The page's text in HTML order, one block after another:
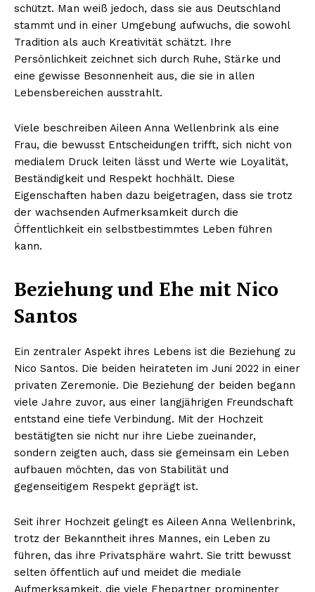
schützt. Man weiß jedoch, dass sie aus Deutschland
stammt und in einer Umgebung aufwuchs, die sowohl
Tradition als auch Kreativität schätzt. Ihre
Persönlichkeit zeichnet sich durch Ruhe, Stärke und
eine gewisse Besonnenheit aus, die sie in allen
Lebensbereichen ausstrahlt.
Viele beschreiben Aileen Anna Wellenbrink als eine
Frau, die bewusst Entscheidungen trifft, sich nicht von
medialem Druck leiten lässt und Werte wie Loyalität,
Beständigkeit und Respekt hochhält. Diese
Eigenschaften haben dazu beigetragen, dass sie trotz
der wachsenden Aufmerksamkeit durch die
Öffentlichkeit ein selbstbestimmtes Leben führen
kann.
Beziehung und Ehe mit Nico
Santos
Ein zentraler Aspekt ihres Lebens ist die Beziehung zu
Nico Santos. Die beiden heirateten im Juni 2022 in einer
privaten Zeremonie. Die Beziehung der beiden begann
viele Jahre zuvor, aus einer langjährigen Freundschaft
entstand eine tiefe Verbindung. Mit der Hochzeit
bestätigten sie nicht nur ihre Liebe zueinander,
sondern zeigten auch, dass sie gemeinsam ein Leben
aufbauen möchten, das von Stabilität und
gegenseitigem Respekt geprägt ist.
Seit ihrer Hochzeit gelingt es Aileen Anna Wellenbrink,
trotz der Bekanntheit ihres Mannes, ein Leben zu
führen, das ihre Privatsphäre wahrt. Sie tritt bewusst
selten öffentlich auf und meidet die mediale
Aufmerksamkeit, die viele Ehepartner prominenter